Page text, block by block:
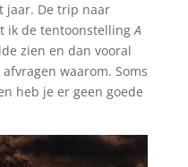
jaar. De trip naar
ik de tentoonstellingA
zien en dan vooral
afvragen waarom. Soms
heb je er geen goede